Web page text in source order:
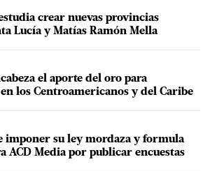
crear nuevas provincias
Lucía y Matías Ramón Mella
el aporte del oro para
los Centroamericanos y del Caribe
imponer su ley mordaza y formula
ACD Media por publicar encuestas